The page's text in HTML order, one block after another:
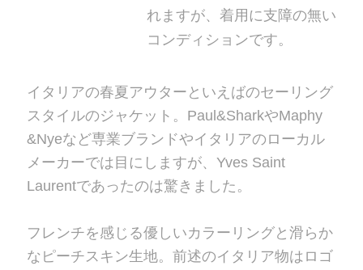
れますが、着用に支障の無い
コンディションです。
イタリアの春夏アウターといえばのセーリング
スタイルのジャケット。Paul&SharkやMaphy
&Nyeなど専業ブランドやイタリアのローカル
メーカーでは目にしますが、Yves Saint
Laurentであったのは驚きました。
フレンチを感じる優しいカラーリングと滑らか
なピーチスキン生地。前述のイタリア物はロゴ